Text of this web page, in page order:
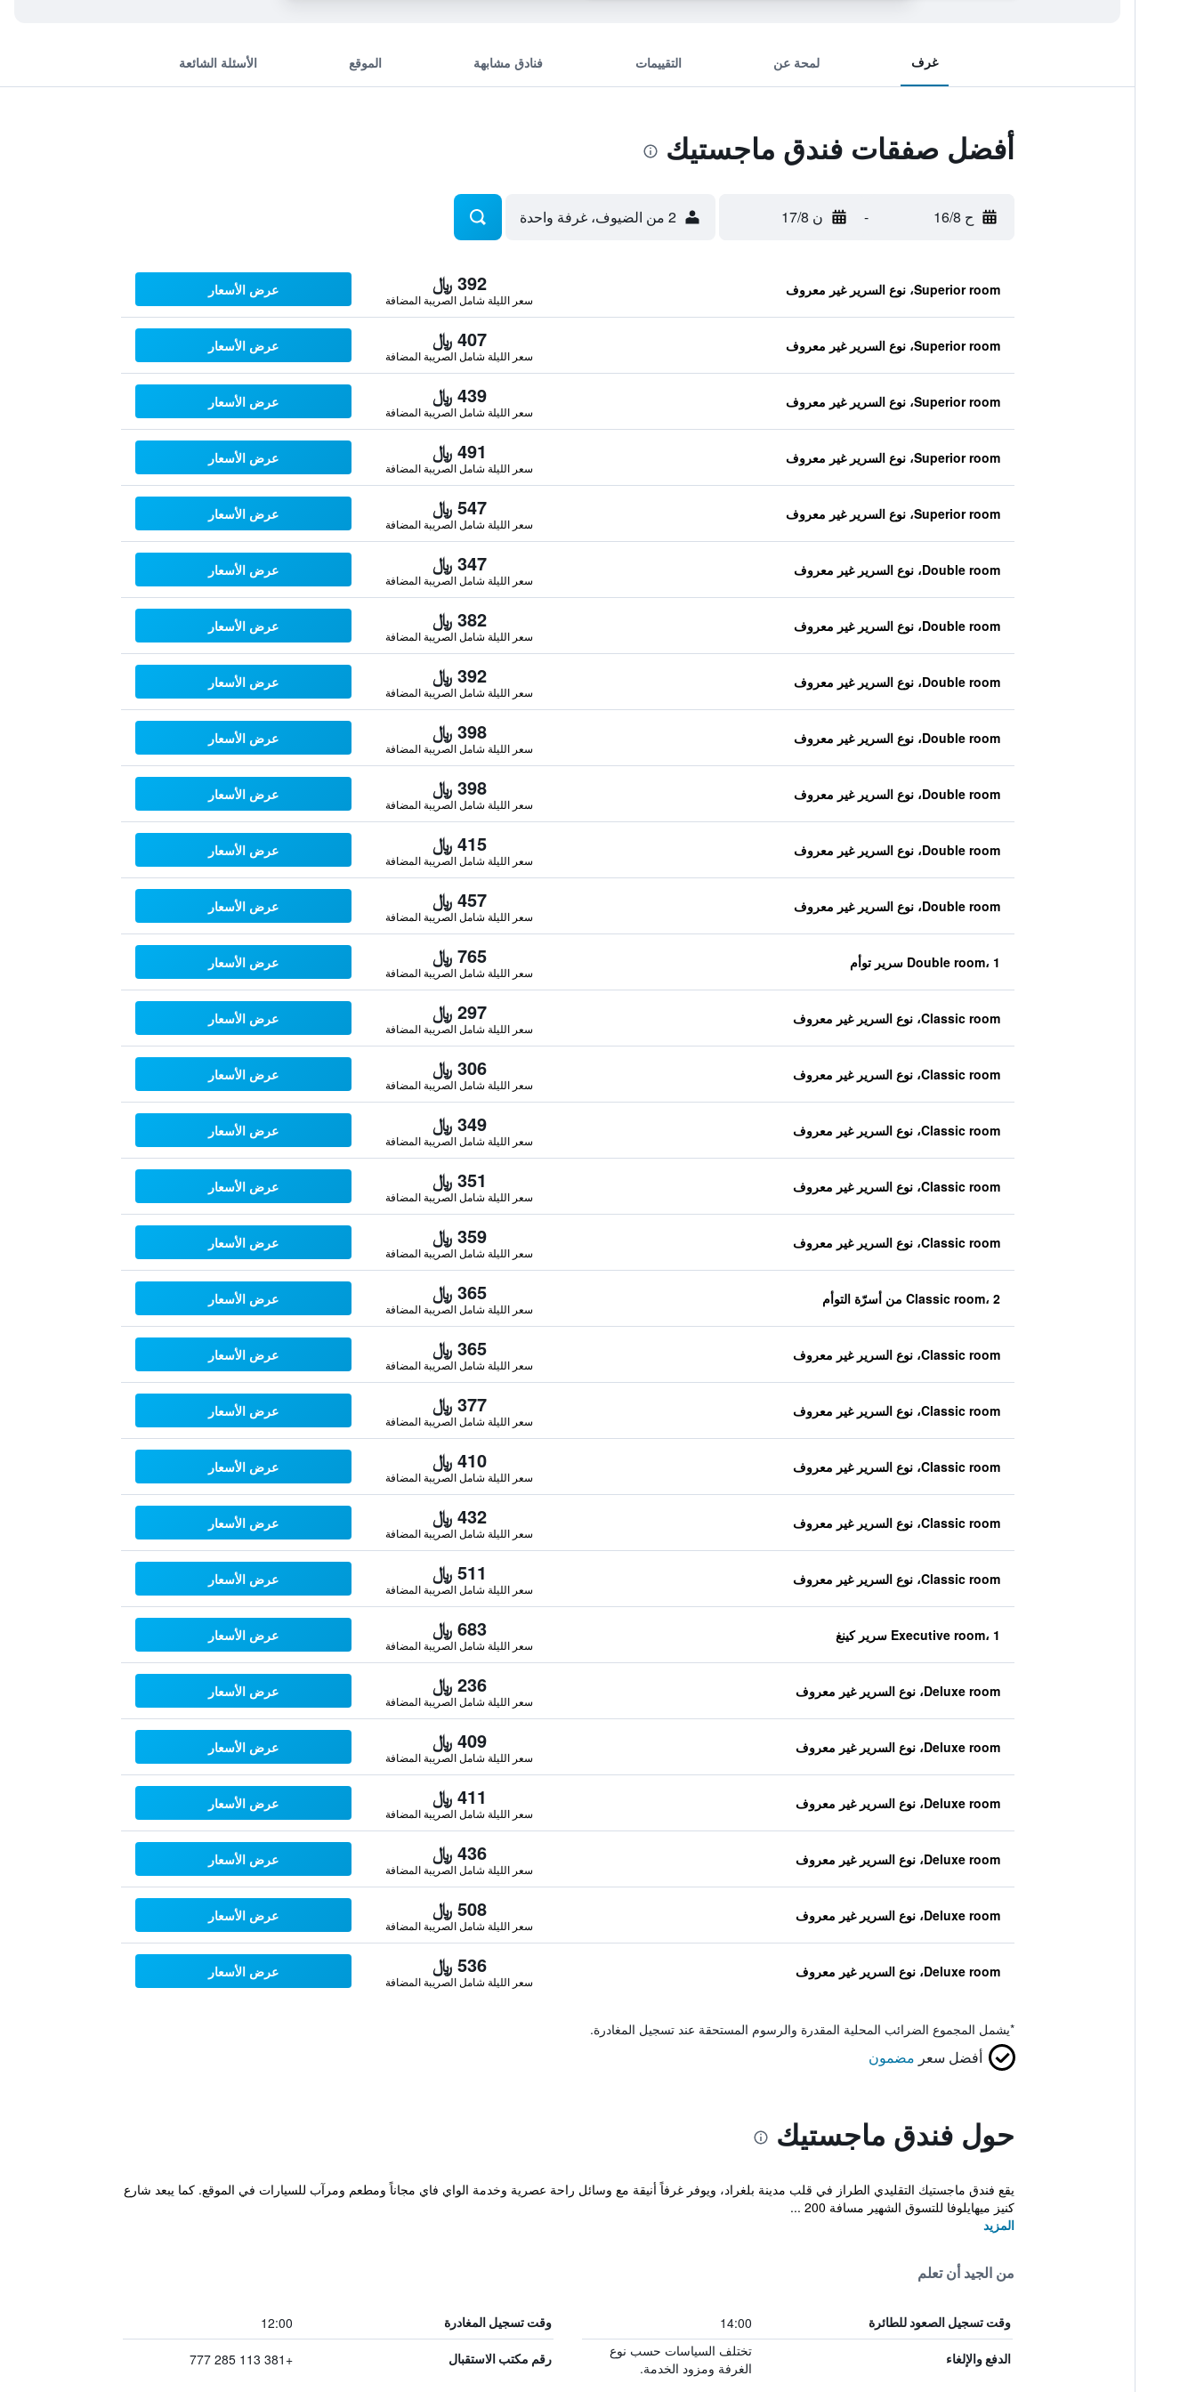
غرف لمحة عن التقييمات فنادق مشابهة الموقع الأسئلة الشائعة
أفضل صفقات فندق ماجستيك
ح 16/8 - ن 17/8 2 من الضيوف، غرفة واحدة
Superior room، نوع السرير غير معروف 392 ﷼
سعر الليلة شامل الصريبة المضافة
عرض الأسعار
Superior room، نوع السرير غير معروف 407 ﷼
سعر الليلة شامل الصريبة المضافة
عرض الأسعار
Superior room، نوع السرير غير معروف 439 ﷼
سعر الليلة شامل الصريبة المضافة
عرض الأسعار
Superior room، نوع السرير غير معروف 491 ﷼
سعر الليلة شامل الصريبة المضافة
عرض الأسعار
Superior room، نوع السرير غير معروف 547 ﷼
سعر الليلة شامل الصريبة المضافة
عرض الأسعار
Double room، نوع السرير غير معروف 347 ﷼
سعر الليلة شامل الصريبة المضافة
عرض الأسعار
Double room، نوع السرير غير معروف 382 ﷼
سعر الليلة شامل الصريبة المضافة
عرض الأسعار
Double room، نوع السرير غير معروف 392 ﷼
سعر الليلة شامل الصريبة المضافة
عرض الأسعار
Double room، نوع السرير غير معروف 398 ﷼
سعر الليلة شامل الصريبة المضافة
عرض الأسعار
Double room، نوع السرير غير معروف 398 ﷼
سعر الليلة شامل الصريبة المضافة
عرض الأسعار
Double room، نوع السرير غير معروف 415 ﷼
سعر الليلة شامل الصريبة المضافة
عرض الأسعار
Double room، نوع السرير غير معروف 457 ﷼
سعر الليلة شامل الصريبة المضافة
عرض الأسعار
Double room، 1 سرير توأم 765 ﷼
سعر الليلة شامل الصريبة المضافة
عرض الأسعار
Classic room، نوع السرير غير معروف 297 ﷼
سعر الليلة شامل الصريبة المضافة
عرض الأسعار
Classic room، نوع السرير غير معروف 306 ﷼
سعر الليلة شامل الصريبة المضافة
عرض الأسعار
Classic room، نوع السرير غير معروف 349 ﷼
سعر الليلة شامل الصريبة المضافة
عرض الأسعار
Classic room، نوع السرير غير معروف 351 ﷼
سعر الليلة شامل الصريبة المضافة
عرض الأسعار
Classic room، نوع السرير غير معروف 359 ﷼
سعر الليلة شامل الصريبة المضافة
عرض الأسعار
Classic room، 2 من أسرّة التوأم 365 ﷼
سعر الليلة شامل الصريبة المضافة
عرض الأسعار
Classic room، نوع السرير غير معروف 365 ﷼
سعر الليلة شامل الصريبة المضافة
عرض الأسعار
Classic room، نوع السرير غير معروف 377 ﷼
سعر الليلة شامل الصريبة المضافة
عرض الأسعار
Classic room، نوع السرير غير معروف 410 ﷼
سعر الليلة شامل الصريبة المضافة
عرض الأسعار
Classic room، نوع السرير غير معروف 432 ﷼
سعر الليلة شامل الصريبة المضافة
عرض الأسعار
Classic room، نوع السرير غير معروف 511 ﷼
سعر الليلة شامل الصريبة المضافة
عرض الأسعار
Executive room، 1 سرير كينغ 683 ﷼
سعر الليلة شامل الصريبة المضافة
عرض الأسعار
Deluxe room، نوع السرير غير معروف 236 ﷼
سعر الليلة شامل الصريبة المضافة
عرض الأسعار
Deluxe room، نوع السرير غير معروف 409 ﷼
سعر الليلة شامل الصريبة المضافة
عرض الأسعار
Deluxe room، نوع السرير غير معروف 411 ﷼
سعر الليلة شامل الصريبة المضافة
عرض الأسعار
Deluxe room، نوع السرير غير معروف 436 ﷼
سعر الليلة شامل الصريبة المضافة
عرض الأسعار
Deluxe room، نوع السرير غير معروف 508 ﷼
سعر الليلة شامل الصريبة المضافة
عرض الأسعار
Deluxe room، نوع السرير غير معروف 536 ﷼
سعر الليلة شامل الصريبة المضافة
عرض الأسعار
*يشمل المجموع الضرائب المحلية المقدرة والرسوم المستحقة عند تسجيل المغادرة.
أفضل سعر مضمون
حول فندق ماجستيك
يقع فندق ماجستيك التقليدي الطراز في قلب مدينة بلغراد، ويوفر غرفاً أنيقة مع وسائل راحة عصرية وخدمة الواي فاي مجاناً ومطعم ومرآب للسيارات في الموقع. كما يبعد شارع
كنيز ميهايلوفا للتسوق الشهير مسافة 200 ...
المزيد
من الجيد أن تعلم
وقت تسجيل الصعود للطائرة 14:00 وقت تسجيل المغادرة 12:00
الدفع والإلغاء
تختلف السياسات حسب نوع
الغرفة ومزود الخدمة.
رقم مكتب الاستقبال +381 113 285 777